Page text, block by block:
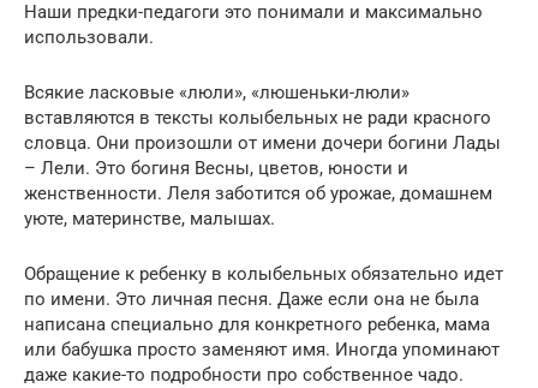
Наши предки-педагоги это понимали и максимально
использовали.
Всякие ласковые «люли», «люшеньки-люли»
вставляются в тексты колыбельных не ради красного
словца. Они произошли от имени дочери богини Лады
– Лели. Это богиня Весны, цветов, юности и
женственности. Леля заботится об урожае, домашнем
уюте, материнстве, малышах.
Обращение к ребенку в колыбельных обязательно идет
по имени. Это личная песня. Даже если она не была
написана специально для конкретного ребенка, мама
или бабушка просто заменяют имя. Иногда упоминают
даже какие-то подробности про собственное чадо.